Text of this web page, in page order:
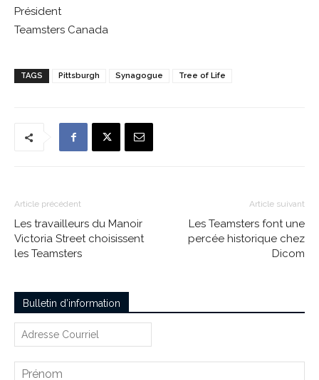
Président
Teamsters Canada
TAGS Pittsburgh Synagogue Tree of Life
Article précédent
Les travailleurs du Manoir
Victoria Street choisissent
les Teamsters
Article suivant
Les Teamsters font une
percée historique chez
Dicom
Bulletin d’information